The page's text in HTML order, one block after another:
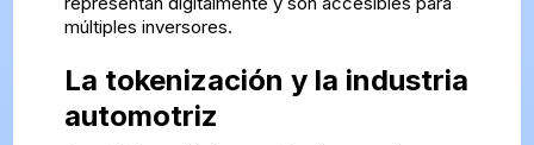
múltiples inversores.
La tokenización y la industria
automotriz